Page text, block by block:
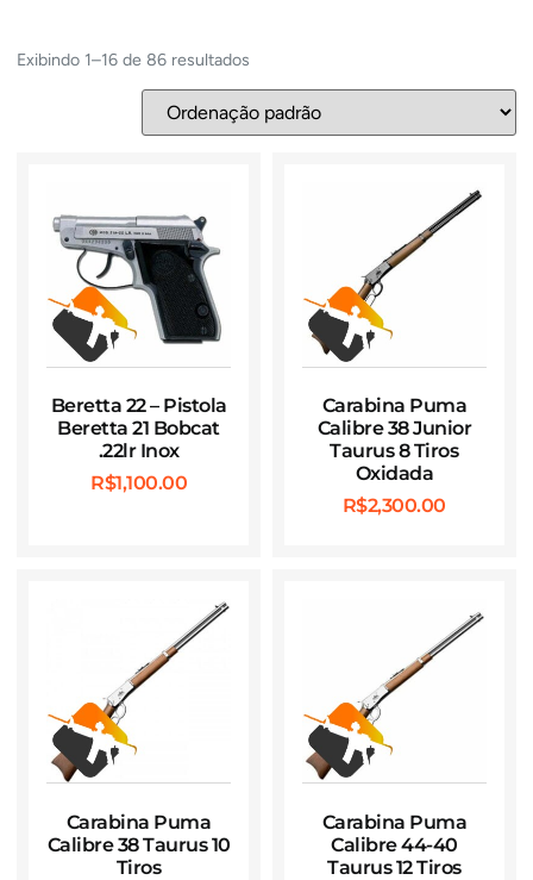
Exibindo 1–16 de 86 resultados
Beretta 22 – Pistola
Beretta 21 Bobcat
.22lr Inox
R$1,100.00
Carabina Puma
Calibre 38 Junior
Taurus 8 Tiros
Oxidada
R$2,300.00
Carabina Puma
Calibre 38 Taurus 10
Tiros
Carabina Puma
Calibre 44-40
Taurus 12 Tiros